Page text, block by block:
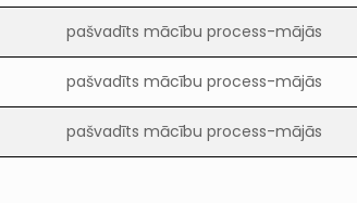
pašvadīts mācību process-mājās
pašvadīts mācību process-mājās
pašvadīts mācību process-mājās